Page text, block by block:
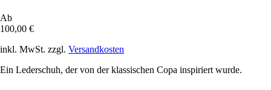
Ab
100,00 €
inkl. MwSt. zzgl. Versandkosten
Ein Lederschuh, der von der klassischen Copa inspiriert wurde.